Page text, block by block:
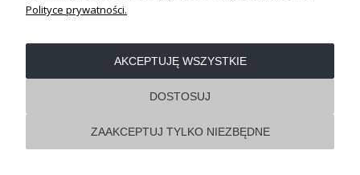
Polityce prywatności.
ZAAKCEPTUJ TYLKO NIEZBĘDNE
DOSTOSUJ
AKCEPTUJĘ WSZYSTKIE